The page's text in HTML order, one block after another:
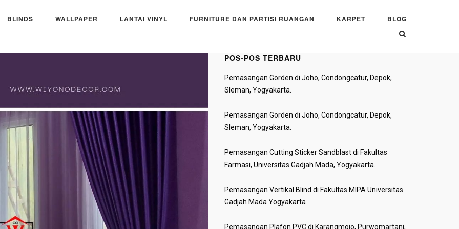
BLINDS WALLPAPER LANTAI VINYL FURNITURE DAN PARTISI RUANGAN KARPET BLOG
Gampang, Sleman, Yogyakarta.
POS-POS TERBARU
Pemasangan Gorden di Joho, Condongcatur, Depok,
Sleman, Yogyakarta.
Pemasangan Gorden di Joho, Condongcatur, Depok,
Sleman, Yogyakarta.
Pemasangan Cutting Sticker Sandblast di Fakultas
Farmasi, Universitas Gadjah Mada, Yogyakarta.
Pemasangan Vertikal Blind di Fakultas MIPA Universitas
Gadjah Mada Yogyakarta
Pemasangan Plafon PVC di Karangmojo, Purwomartani,